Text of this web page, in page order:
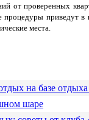
от проверенных
приведут в
места.
на базе
шаре